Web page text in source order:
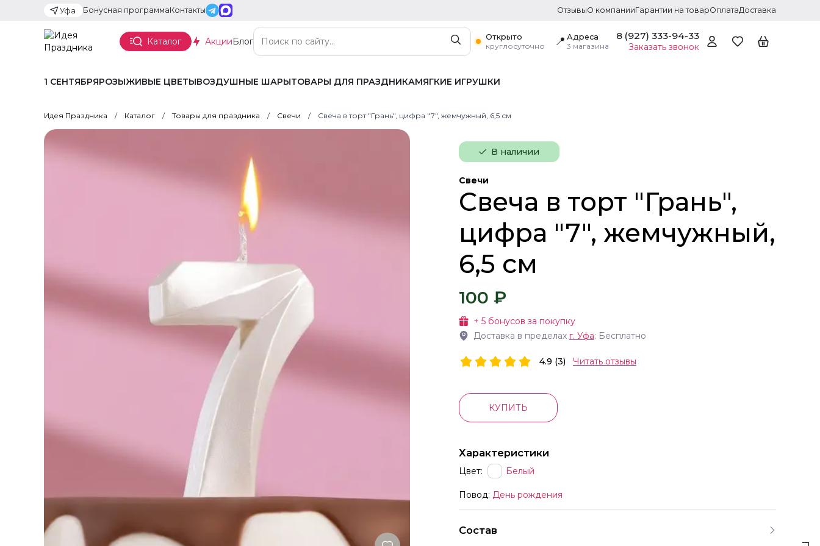
Уфа Бонусная программаКонтакты ОтзывыО компанииГарантии на товарОплатаДоставка
Каталог АкцииБлог
Открыто
круглосуточно
📍 Адреса
3 магазина
8 (927) 333-94-33
Заказать звонок
1 СЕНТЯБРЯРОЗЫЖИВЫЕ ЦВЕТЫВОЗДУШНЫЕ ШАРЫТОВАРЫ ДЛЯ ПРАЗДНИКАМЯГКИЕ ИГРУШКИ
Идея Праздника Каталог Товары для праздника Свечи Свеча в торт "Грань", цифра "7", жемчужный, 6,5 см
В наличии
Свечи
Свеча в торт "Грань",
цифра "7", жемчужный,
6,5 см
100 ₽
+ 5 бонусов за покупку
Доставка в пределах г. Уфа: Бесплатно
4.9 (3) Читать отзывы
КУПИТЬ
Характеристики
Цвет: Белый
Повод: День рождения
Состав